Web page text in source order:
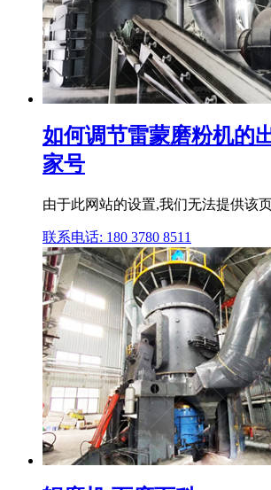
如何调节雷蒙磨粉机的
家号
由于此网站的设置,我们无法提供该
联系电话: 180 3780 8511